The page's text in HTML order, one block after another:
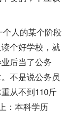
人的某个阶段
个好学校，就
后当了公务
不是说公务员
从不到110斤
：本科学历